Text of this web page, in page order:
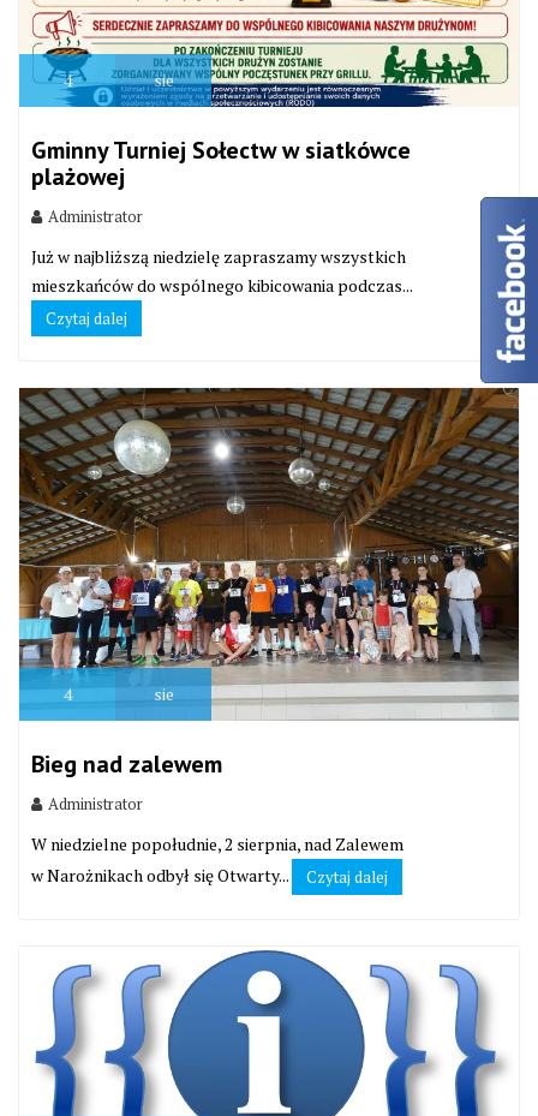
4 sie
Gminny Turniej Sołectw w siatkówce
plażowej
Administrator
Już w najbliższą niedzielę zapraszamy wszystkich
mieszkańców do wspólnego kibicowania podczas...
Czytaj dalej
4 sie
Bieg nad zalewem
Administrator
W niedzielne popołudnie, 2 sierpnia, nad Zalewem
w Narożnikach odbył się Otwarty...
Czytaj dalej